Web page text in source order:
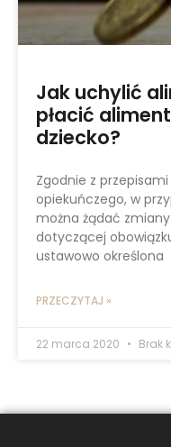
Jak uchylić
płacić
dziecko?
Zgodnie z
opiekuńczego, w
można żądać
dotyczącej
ustawowo określona
PRZECZYTAJ »
22 marca 2020 Brak